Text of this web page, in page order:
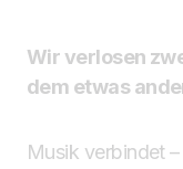
Wir verlosen
dem etwas
Musik verbindet